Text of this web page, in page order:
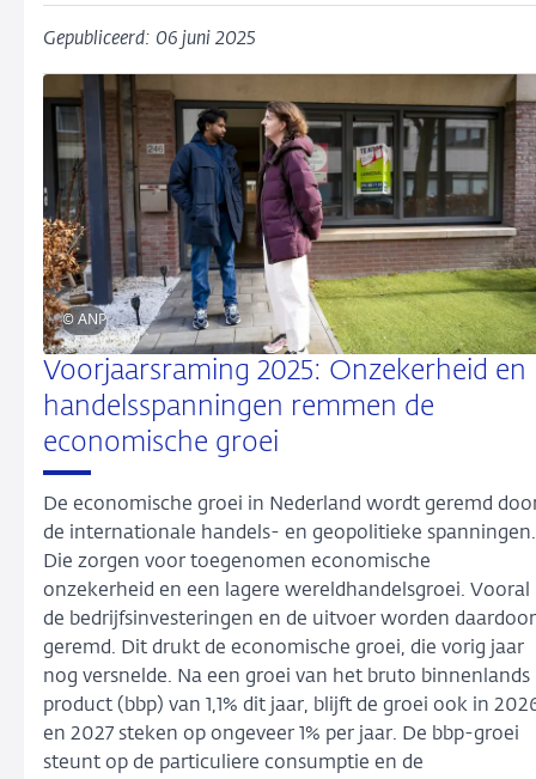
Gepubliceerd: 06 juni 2025
© ANP
Voorjaarsraming 2025: Onzekerheid en
handelsspanningen remmen de
economische groei
De economische groei in Nederland wordt geremd
de internationale handels- en geopolitieke spanningen.
Die zorgen voor toegenomen economische
onzekerheid en een lagere wereldhandelsgroei. Vooral
de bedrijfsinvesteringen en de uitvoer worden daardoor
geremd. Dit drukt de economische groei, die vorig jaar
nog versnelde. Na een groei van het bruto binnenlands
product (bbp) van 1,1% dit jaar, blijft de groei ook in
en 2027 steken op ongeveer 1% per jaar. De bbp-groei
steunt op de particuliere consumptie en de